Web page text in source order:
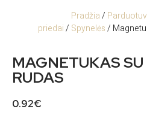
Pradžia/
priedai/ Spynelės/
MAGNETUKAS
RUDAS
0.92€